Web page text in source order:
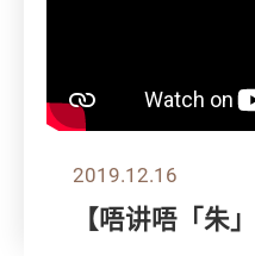
2019.12.16
【唔讲唔「朱